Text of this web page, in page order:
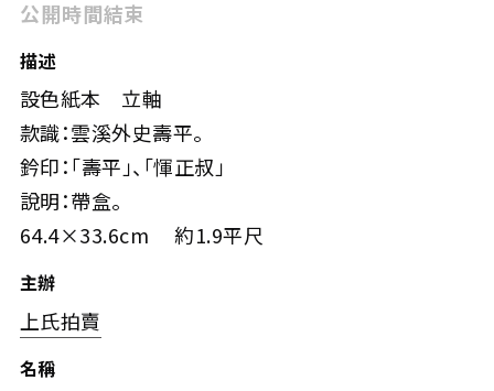
公開時間結束
描述
設色紙本 立軸
款識：雲溪外史壽平。
鈐印：「壽平」、「惲正叔」
說明：帶盒。
64.4×33.6cm 約1.9平尺
主辦
上氏拍賣
名稱